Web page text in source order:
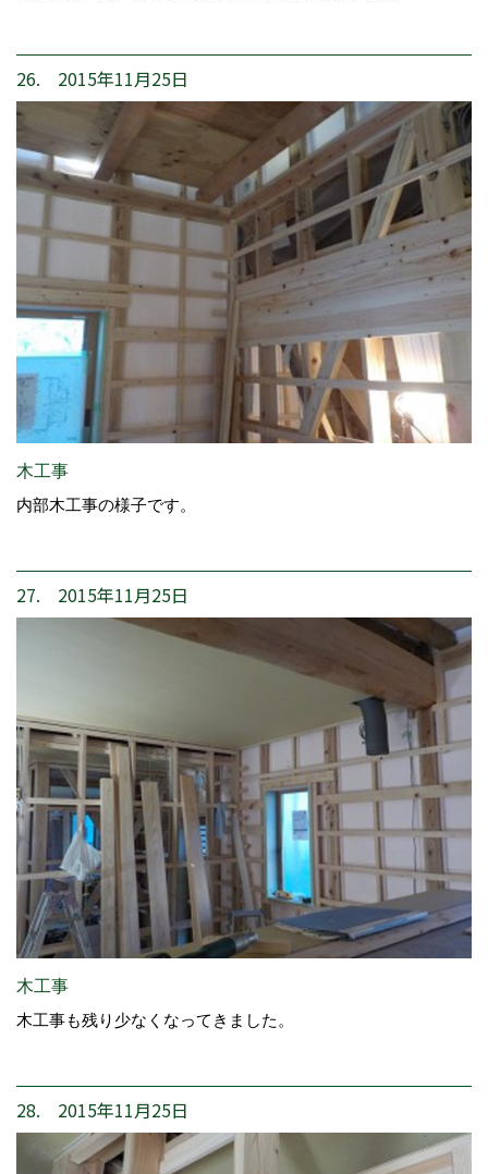
26. 2015年11月25日
木工事
内部木工事の様子です。
27. 2015年11月25日
木工事
木工事も残り少なくなってきました。
28. 2015年11月25日